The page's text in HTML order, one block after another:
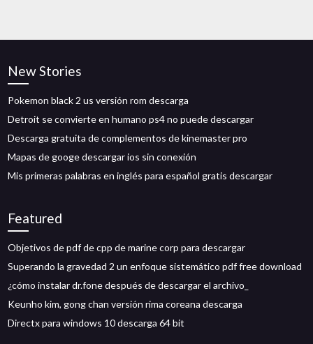
New Stories
Pokemon black 2 us versión rom descarga
Detroit se convierte en humano ps4 no puede descargar
Descarga gratuita de complementos de kinemaster pro
Mapas de googe descargar ios sin conexión
Mis primeras palabras en inglés para español gratis descargar
Featured
Objetivos de pdf de cpp de marine corp para descargar
Superando la gravedad 2 un enfoque sistemático pdf free download
¿cómo instalar dr.fone después de descargar el archivo_
Keunho kim, gong chan versión rima coreana descarga
Directx para windows 10 descarga 64 bit